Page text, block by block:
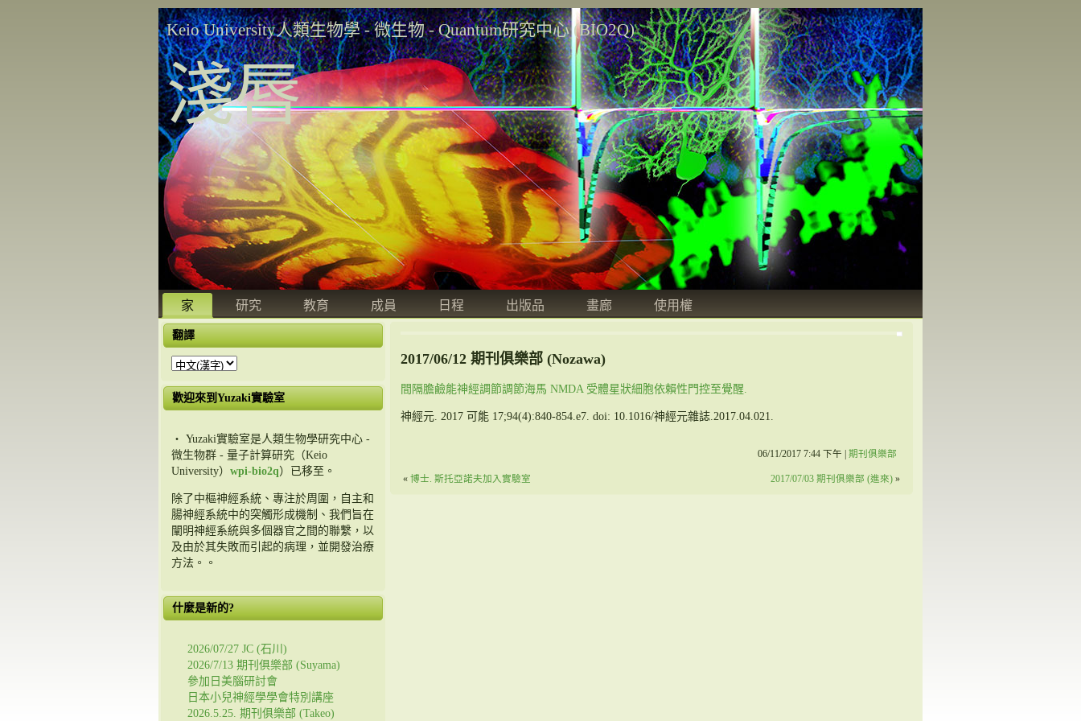
Keio University人類生物學 - 微生物 - Quantum研究中心 (BIO2Q)
淺唇
家 研究 教育 成員 日程 出版品 畫廊 使用權
翻譯
歡迎來到Yuzaki實驗室
・ Yuzaki實驗室是人類生物學研究中心 -
微生物群 - 量子計算研究（Keio
University） wpi-bio2q）已移至。
除了中樞神經系統、專注於周圍，自主和
腸神經系統中的突觸形成機制、我們旨在
闡明神經系統與多個器官之間的聯繫，以
及由於其失敗而引起的病理，並開發治療
方法。。
什麼是新的?
2026/07/27 JC (石川)
2026/7/13 期刊俱樂部 (Suyama)
參加日美腦研討會
日本小兒神經學學會特別講座
2026.5.25. 期刊俱樂部 (Takeo)
2017/06/12 期刊俱樂部 (Nozawa)
間隔膽鹼能神經調節調節海馬 NMDA 受體星狀細胞依賴性門控至覺醒.
神經元. 2017 可能 17;94(4):840-854.e7. doi: 10.1016/神經元雜誌.2017.04.021.
06/11/2017 7:44 下午 |期刊俱樂部
« 博士. 斯托亞諾夫加入實驗室 2017/07/03 期刊俱樂部 (進來)»